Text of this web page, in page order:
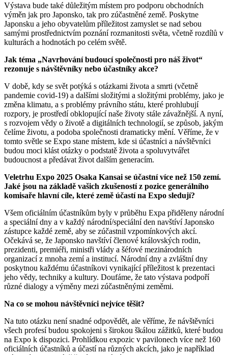
Výstava bude také důležitým místem pro podporu obchodních
výměn jak pro Japonsko, tak pro zúčastněné země. Poskytne
Japonsku a jeho obyvatelům příležitost zamyslet se nad sebou
samými prostřednictvím poznání rozmanitosti světa, včetně rozdílů v
kulturách a hodnotách po celém světě.
Jak téma „Navrhování budoucí společnosti pro náš život“
rezonuje s návštěvníky nebo účastníky akce?
V době, kdy se svět potýká s otázkami života a smrti (včetně
pandemie covid-19) a dalšími složitými a složitými problémy, jako je
změna klimatu, a s problémy právního státu, které prohlubují
rozpory, je prostředí obklopující naše životy stále závažnější. A nyní,
s rozvojem vědy o životě a digitálních technologií, se způsob, jakým
čelíme životu, a podoba společnosti dramaticky mění. Věříme, že v
tomto světle se Expo stane místem, kde si účastníci a návštěvníci
budou moci klást otázky o podstatě života a spoluvytvářet
budoucnost a předávat život dalším generacím.
Veletrhu Expo 2025 Osaka Kansai se účastní více než 150 zemí.
Jaké jsou na základě vašich zkušeností z pozice generálního
komisaře hlavní cíle, které země účastí na Expo sledují?
Všem oficiálním účastníkům byly v průběhu Expa přiděleny národní
a speciální dny a v každý národní/speciální den navštíví Japonsko
zástupce každé země, aby se zúčastnil vzpomínkových akcí.
Očekává se, že Japonsko navštíví členové královských rodin,
prezidenti, premiéři, ministři vlády a šéfové mezinárodních
organizací z mnoha zemí a institucí. Národní dny a zvláštní dny
poskytnou každému účastníkovi vynikající příležitost k prezentaci
jeho vědy, techniky a kultury. Doufáme, že tato výstava podpoří
různé dialogy a výměny mezi zúčastněnými zeměmi.
Na co se mohou návštěvníci nejvíce těšit?
Na tuto otázku není snadné odpovědět, ale věříme, že návštěvníci
všech profesí budou spokojeni s širokou škálou zážitků, které budou
na Expo k dispozici. Prohlídkou expozic v pavilonech více než 160
oficiálních účastníků a účastí na různých akcích, jako je například